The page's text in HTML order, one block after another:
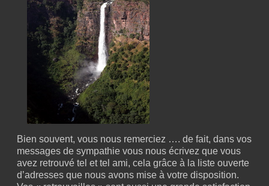
Bien souvent, vous nous remerciez …. de fait, dans vos
messages de sympathie vous nous écrivez que vous
avez retrouvé tel et tel ami, cela grâce à la liste ouverte
d’adresses que nous avons mise à votre disposition.